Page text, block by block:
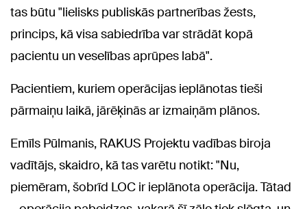
tas būtu "lielisks publiskās partnerības žests,
princips, kā visa sabiedrība var strādāt kopā
pacientu un veselības aprūpes labā".
Pacientiem, kuriem operācijas ieplānotas tieši
pārmaiņu laikā, jārēķinās ar izmaiņām plānos.
Emīls Pūlmanis, RAKUS Projektu vadības biroja
vadītājs, skaidro, kā tas varētu notikt: "Nu,
piemēram, šobrīd LOC ir ieplānota operācija. Tātad